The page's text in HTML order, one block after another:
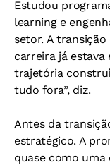
Estudou
learning e
setor. A
carreira já estava
trajetória
tudo fora”, diz.
Antes da
estratégico. A
quase como